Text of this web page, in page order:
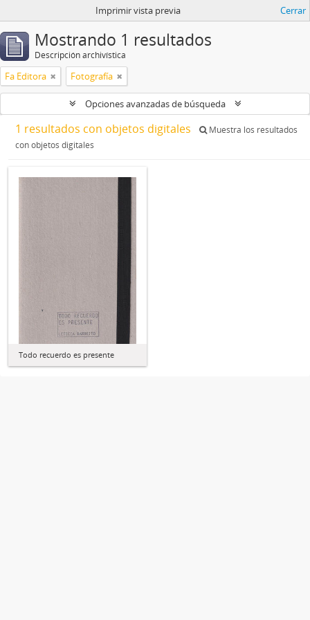
Imprimir vista previa Cerrar
Mostrando 1 resultados
Descripción archivística
Fa Editora Fotografía
Opciones avanzadas de búsqueda
1 resultados con objetos digitales
Muestra los resultados
con objetos digitales
Todo recuerdo es presente